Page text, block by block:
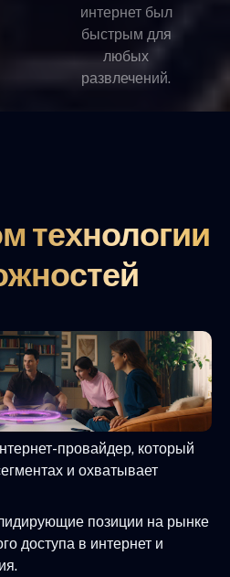
интернет был
быстрым для
любых
развлечений.
технологии
провайдер, который
и охватывает
позиции на рынке
доступа в интернет и